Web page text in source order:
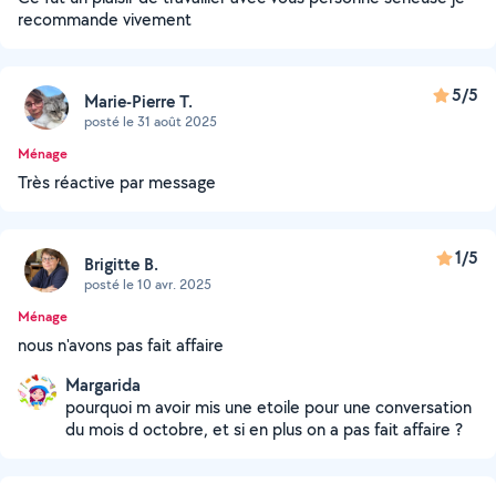
recommande vivement
Marie-Pierre T.
posté le 31 août 2025
5/5
Ménage
Très réactive par message
Brigitte B.
posté le 10 avr. 2025
1/5
Ménage
nous n'avons pas fait affaire
Margarida
pourquoi m avoir mis une etoile pour une conversation
du mois d octobre, et si en plus on a pas fait affaire ?